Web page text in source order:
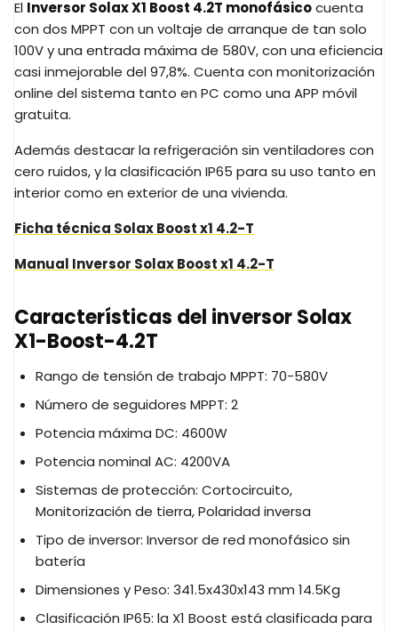
El Inversor Solax X1 Boost 4.2T monofásicocuenta
con dos MPPT con un voltaje de arranque de tan solo
100V y una entrada máxima de 580V, con una eficiencia
casi inmejorable del 97,8%. Cuenta con monitorización
online del sistema tanto en PC como una APP móvil
gratuita.
Además destacar la refrigeración sin ventiladores con
cero ruidos, y la clasificación IP65 para su uso tanto en
interior como en exterior de una vivienda.
Ficha técnica Solax Boost x1 4.2-T
Manual Inversor Solax Boost x1 4.2-T
Características del inversor Solax
X1-Boost-4.2T
Rango de tensión de trabajo MPPT: 70-580V
Número de seguidores MPPT: 2
Potencia máxima DC: 4600W
Potencia nominal AC: 4200VA
Sistemas de protección: Cortocircuito,
Monitorización de tierra, Polaridad inversa
Tipo de inversor: Inversor de red monofásico sin
batería
Dimensiones y Peso: 341.5x430x143 mm 14.5Kg
Clasificación IP65: la X1 Boost está clasificada para